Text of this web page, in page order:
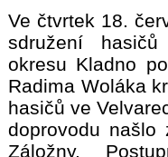
Ve čtvrtek 18.
sdružení
okresu Kladno
Radima Woláka
hasičů ve
doprovodu našlo
Záložny.